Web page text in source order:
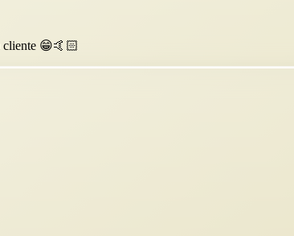
cliente 😁🤙🏻